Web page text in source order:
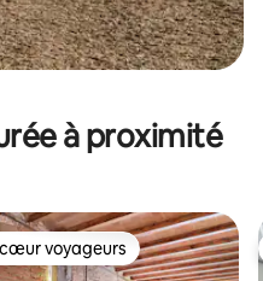
à proximité
voyageurs les plus appréciés
voyageurs